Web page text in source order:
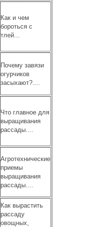
Как и чем
бороться с
тлей...
Почему завязи
огурчиков
засыхают?....
Что главное для
выращивания
рассады....
Агротехнические
приемы
выращивания
рассады....
Как вырастить
рассаду
овощных,